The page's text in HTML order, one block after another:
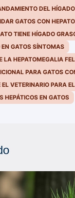
DEL
GATOS CON
TIENE HÍGADO
GATOS SÍNTOMAS
LA HEPATOMEGALIA
PARA GATOS
VETERINARIO PARA
HEPÁTICOS EN GATOS